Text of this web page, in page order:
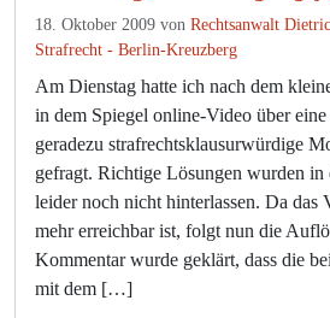
18. Oktober 2009 von Rechtsanwalt
Strafrecht - Berlin-Kreuzberg
Am Dienstag hatte ich nach dem
in dem Spiegel online-Video über
geradezu strafrechtsklausurwürdige
gefragt. Richtige Lösungen wurden in
leider noch nicht hinterlassen. Da das
mehr erreichbar ist, folgt nun die
Kommentar wurde geklärt, dass die
mit dem […]